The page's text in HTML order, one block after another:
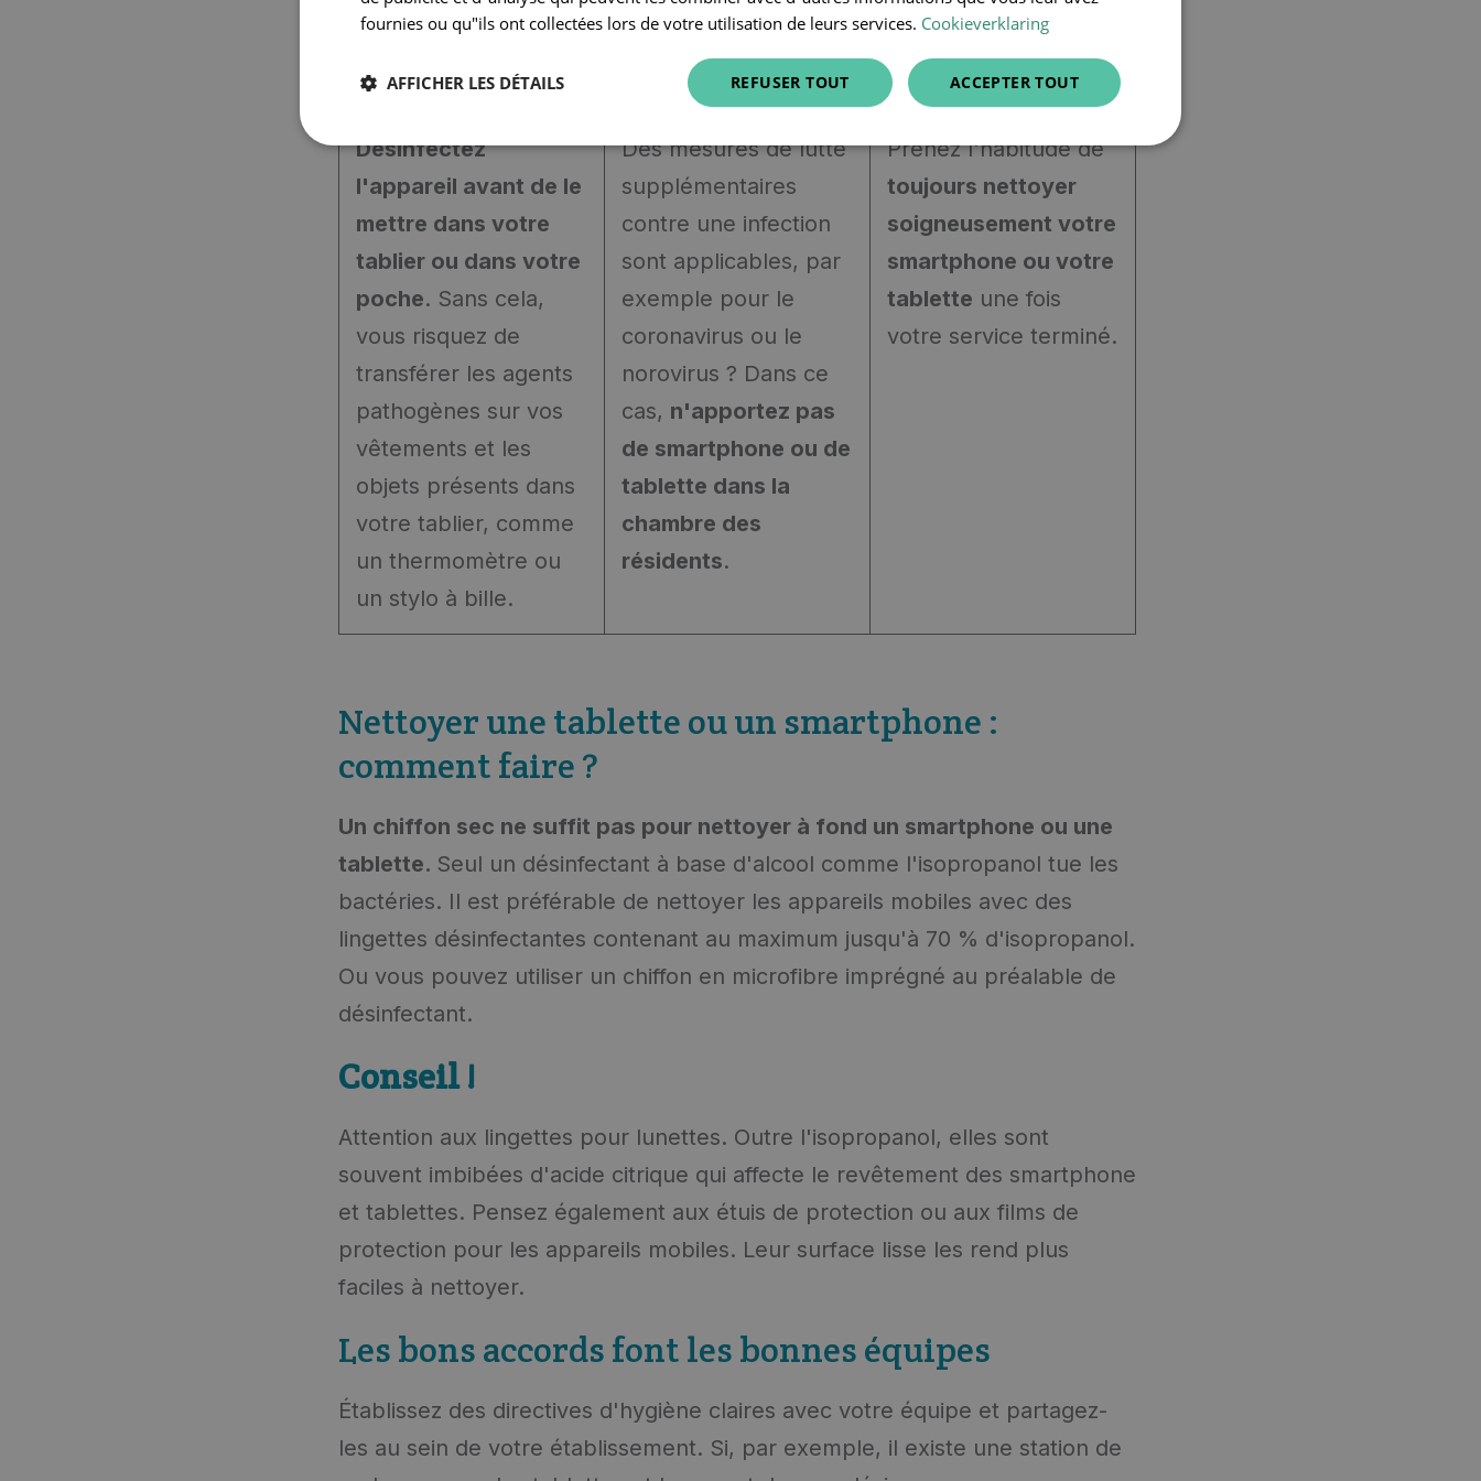
Désinfectez
l'appareil avant de le
mettre dans votre
tablier ou dans votre
poche. Sans cela,
vous risquez de
transférer les agents
pathogènes sur vos
vêtements et les
objets présents dans
votre tablier, comme
un thermomètre ou
un stylo à bille.
Des mesures de lutte
supplémentaires
contre une infection
sont applicables, par
exemple pour le
coronavirus ou le
norovirus ? Dans ce
cas, n'apportez pas
de smartphone ou de
tablette dans la
chambre des
résidents.
Prenez l'habitude de
toujours nettoyer
soigneusement votre
smartphone ou votre
tablette une fois
votre service terminé.
Nettoyer une tablette ou un smartphone :
comment faire ?
Un chiffon sec ne suffit pas pour nettoyer à fond un smartphone ou une
tablette. Seul un désinfectant à base d'alcool comme l'isopropanol tue les
bactéries. Il est préférable de nettoyer les appareils mobiles avec des
lingettes désinfectantes contenant au maximum jusqu'à 70 % d'isopropanol.
Ou vous pouvez utiliser un chiffon en microfibre imprégné au préalable de
désinfectant.
Conseil !
Attention aux lingettes pour lunettes. Outre l'isopropanol, elles sont
souvent imbibées d'acide citrique qui affecte le revêtement des smartphone
et tablettes. Pensez également aux étuis de protection ou aux films de
protection pour les appareils mobiles. Leur surface lisse les rend plus
faciles à nettoyer.
Les bons accords font les bonnes équipes
Établissez des directives d'hygiène claires avec votre équipe et partagez-
les au sein de votre établissement. Si, par exemple, il existe une station de
fournies ou qu"ils ont collectées lors de votre utilisation de leurs services. Cookieverklaring
ACCEPTER TOUT
REFUSER TOUT
AFFICHER LES DÉTAILS